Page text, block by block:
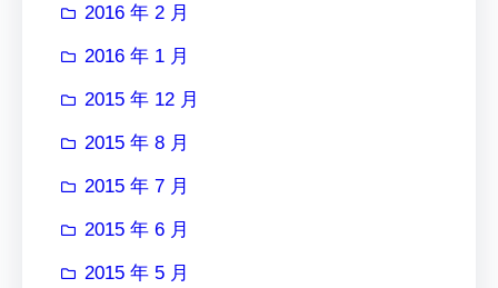
2016 年 2 月
2016 年 1 月
2015 年 12 月
2015 年 8 月
2015 年 7 月
2015 年 6 月
2015 年 5 月